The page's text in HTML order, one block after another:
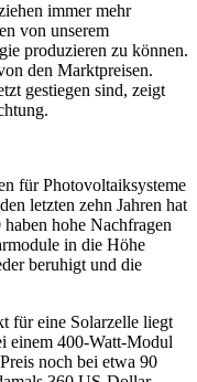
immer mehr
von unserem
produzieren zu können.
den Marktpreisen.
gestiegen sind, zeigt
für Photovoltaiksysteme
letzten zehn Jahren hat
hohe Nachfragen
in die Höhe
beruhigt und die
für eine Solarzelle liegt
einem 400-Watt-Modul
noch bei etwa 90